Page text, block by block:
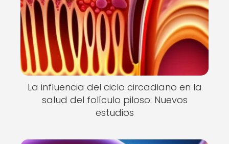
La influencia del ciclo circadiano en la
salud del folículo piloso: Nuevos
estudios